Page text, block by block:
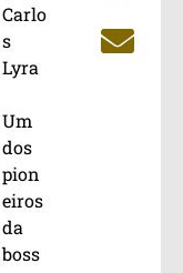
Carlo
s
Lyra
Um
dos
pion
eiros
da
boss